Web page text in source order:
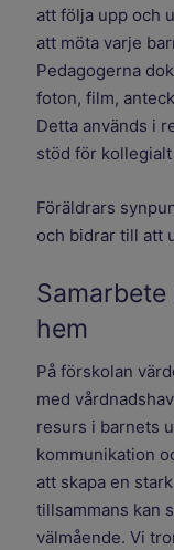
att följa upp och
att möta varje
Pedagogerna
foton, film,
Detta används i
stöd för
Föräldrars
och bidrar till att
hem
På förskolan
med
resurs i barnets
kommunikation
att skapa en
tillsammans kan
välmående. Vi